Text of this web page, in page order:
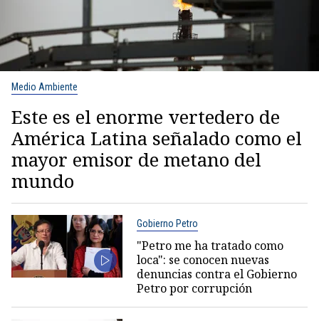
Medio Ambiente
Este es el enorme vertedero de
América Latina señalado como el
mayor emisor de metano del
mundo
Gobierno Petro
"Petro me ha tratado como
loca": se conocen nuevas
denuncias contra el Gobierno
Petro por corrupción